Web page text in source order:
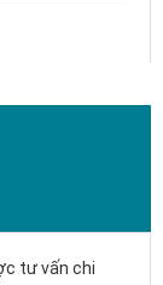
tư vấn chi